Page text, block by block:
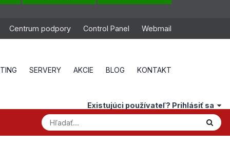
Centrum podpory Control Panel Webmail
SERVERY AKCIE BLOG KONTAKT
Existujúci používateľ? Prihlásiť sa